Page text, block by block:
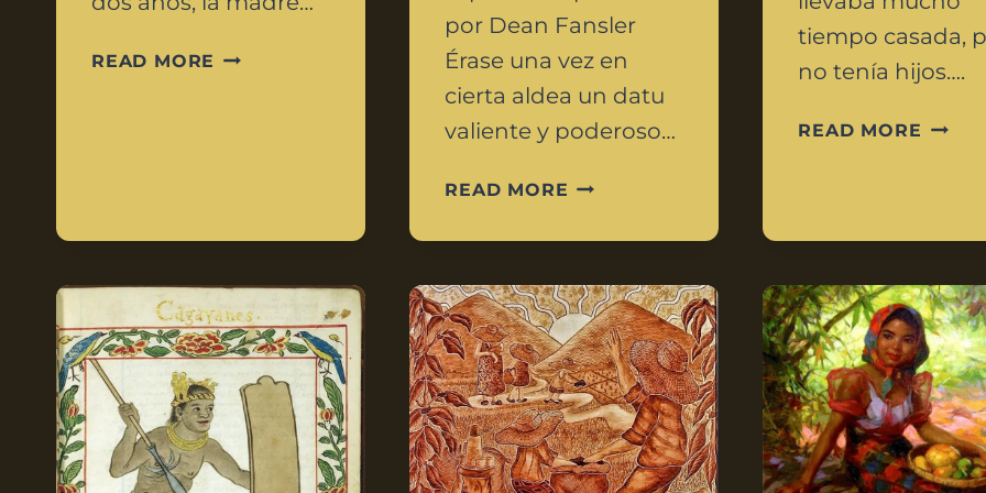
READ MORE
por Dean Fansler
Érase una vez en
cierta aldea un datu
valiente y poderoso…
READ MORE
tiempo casada,
no tenía hijos….
READ MORE